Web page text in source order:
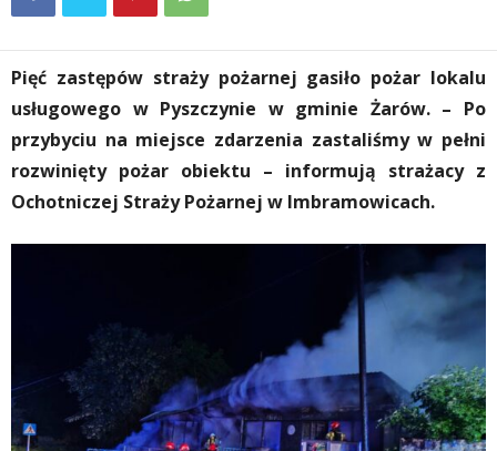
Pięć zastępów straży pożarnej gasiło pożar lokalu
usługowego w Pyszczynie w gminie Żarów. – Po
przybyciu na miejsce zdarzenia zastaliśmy w pełni
rozwinięty pożar obiektu – informują strażacy z
Ochotniczej Straży Pożarnej w Imbramowicach.